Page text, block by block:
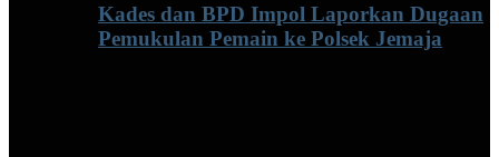
Kades dan BPD Impol Laporkan Dugaan
Pemukulan Pemain ke Polsek Jemaja